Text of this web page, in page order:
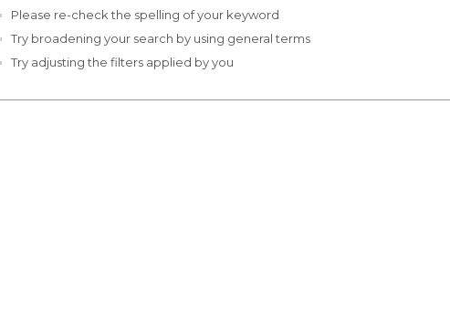
Please re-check the spelling of your keyword
Try broadening your search by using general terms
Try adjusting the filters applied by you